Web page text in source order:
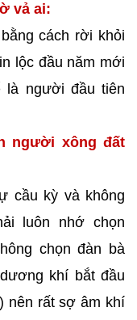
vả ai:
cách rời khỏi
lộc đầu năm mới
là người đầu tiên
người xông đất
cầu kỳ và không
luôn nhớ chọn
chọn đàn bà
khí bắt đầu
nên rất sợ âm khí